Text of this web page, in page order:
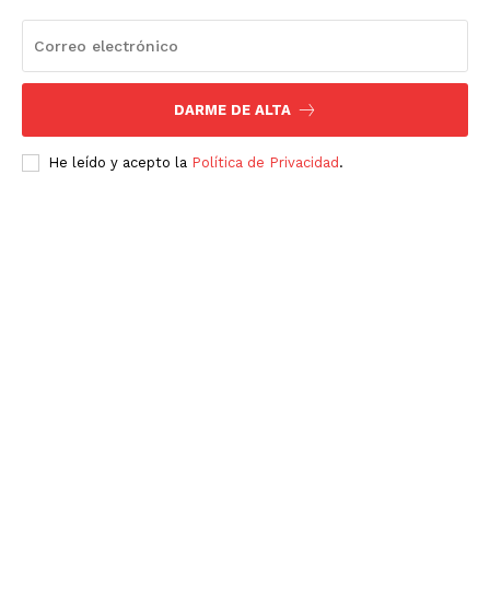
DARME DE ALTA
He leído y acepto la Política de Privacidad .